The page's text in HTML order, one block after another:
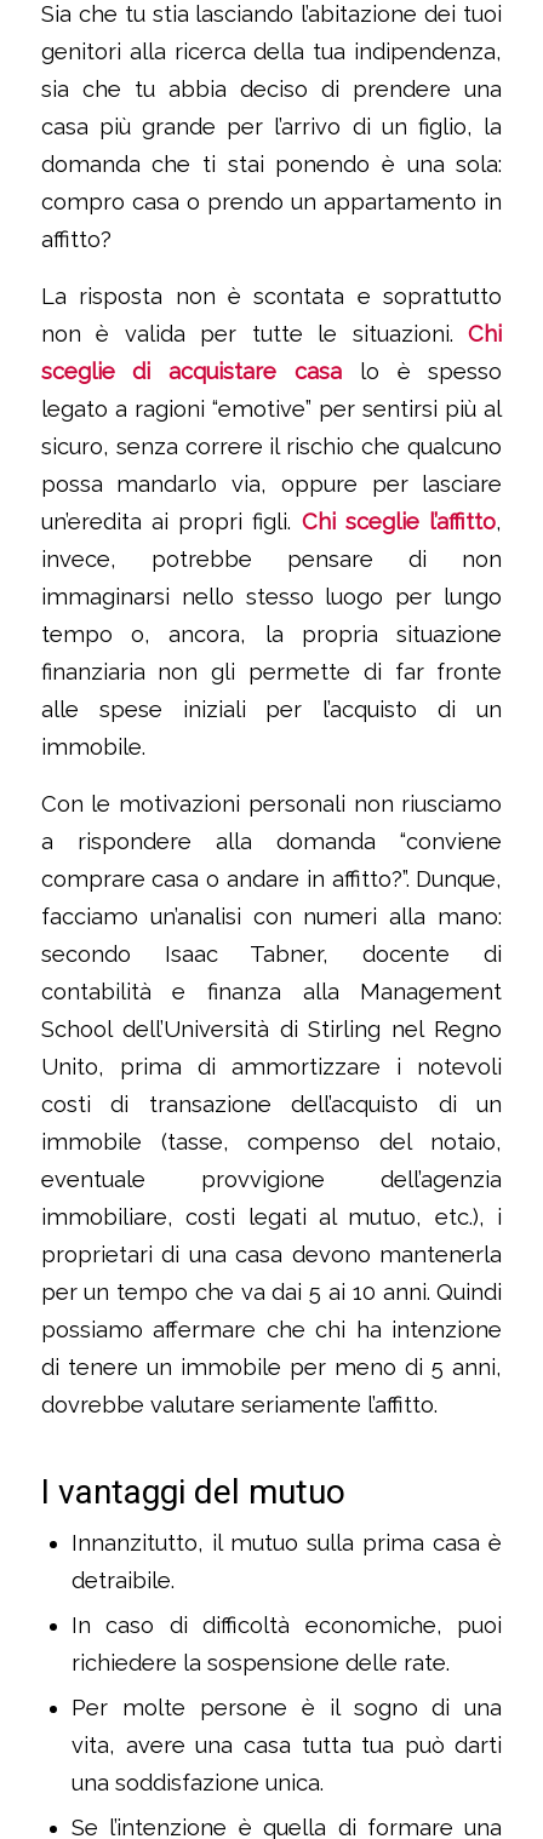
Sia che tu stia lasciando l’abitazione dei tuoi
genitori alla ricerca della tua indipendenza,
sia che tu abbia deciso di prendere una
casa più grande per l’arrivo di un figlio, la
domanda che ti stai ponendo è una sola:
compro casa o prendo un appartamento in
affitto?
La risposta non è scontata e soprattutto
non è valida per tutte le situazioni.Chi
sceglie di acquistare casa lo è spesso
legato a ragioni “emotive” per sentirsi più al
sicuro, senza correre il rischio che qualcuno
possa mandarlo via, oppure per lasciare
un’eredita ai propri figli. Chi sceglie l’affitto,
invece, potrebbe pensare di non
immaginarsi nello stesso luogo per lungo
tempo o, ancora, la propria situazione
finanziaria non gli permette di far fronte
alle spese iniziali per l’acquisto di un
immobile.
Con le motivazioni personali non riusciamo
a rispondere alla domanda “conviene
comprare casa o andare in affitto?”. Dunque,
facciamo un’analisi con numeri alla mano:
secondo Isaac Tabner, docente di
contabilità e finanza alla Management
School dell’Università di Stirling nel Regno
Unito, prima di ammortizzare i notevoli
costi di transazione dell’acquisto di un
immobile (tasse, compenso del notaio,
eventuale provvigione dell’agenzia
immobiliare, costi legati al mutuo, etc.), i
proprietari di una casa devono mantenerla
per un tempo che va dai 5 ai 10 anni. Quindi
possiamo affermare che chi ha intenzione
di tenere un immobile per meno di 5 anni,
dovrebbe valutare seriamente l’affitto.
I vantaggi del mutuo
Innanzitutto, il mutuo sulla prima casa è
detraibile.
In caso di difficoltà economiche, puoi
richiedere la sospensione delle rate.
Per molte persone è il sogno di una
vita, avere una casa tutta tua può darti
una soddisfazione unica.
Se l’intenzione è quella di formare una